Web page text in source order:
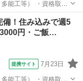
能工等） ・資格取得
備！住み込みで週5
円・ご飯…
提携サイト 7月23日
能工等） ・資格取得